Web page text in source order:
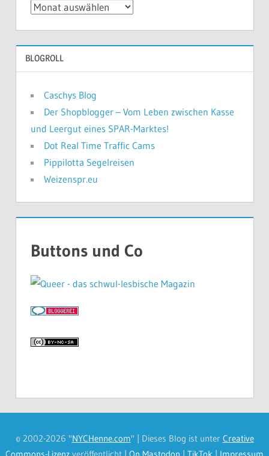
Was
BLOGROLL
Caschys Blog
Der Shopblogger – Vom Leben zwischen Kasse
und Leergut eines SPAR-Marktes!
Dot Real Time Traffic Cams
Pippilotta Segelreisen
Weizenspr.eu
Buttons und Co
© 2002-2026 "NYCHenne.com" | Dieses Blog ist unter Creative
Commons-Lizenz veröffentlicht | On Mastodon | TikTok | Impressum